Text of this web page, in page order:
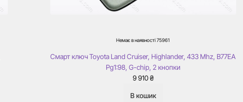
Немає в наявності75961
Смарт ключ Toyota Land Cruiser, Highlander, 433 Mhz, B77EA
Pg1:98, G-chip, 2 кнопки
9 910₴
В кошик